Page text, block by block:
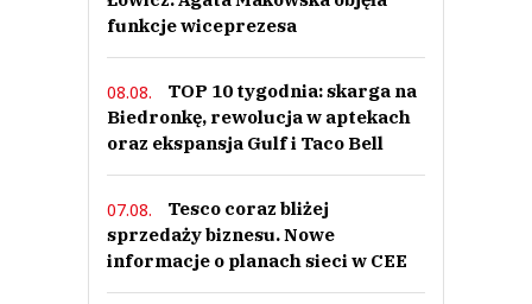
funkcje wiceprezesa
08.08.
TOP 10 tygodnia: skarga na
Biedronkę, rewolucja w aptekach
oraz ekspansja Gulf i Taco Bell
07.08.
Tesco coraz bliżej
sprzedaży biznesu. Nowe
informacje o planach sieci w CEE